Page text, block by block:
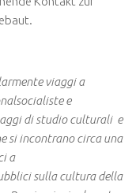
viaggi a
e
di studio culturali e
si incontrano circa una
a
sulla cultura della